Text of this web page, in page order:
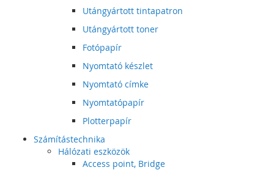
Utángyártott tintapatron
Utángyártott toner
Fotópapír
Nyomtató készlet
Nyomtató címke
Nyomtatópapír
Plotterpapír
Számítástechnika
Hálózati eszközök
Access point, Bridge